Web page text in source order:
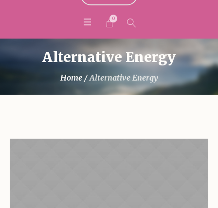
0
Alternative Energy
Home /Alternative Energy